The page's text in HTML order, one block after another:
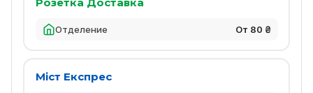
Отделение От 80 ₴
Міст Експрес